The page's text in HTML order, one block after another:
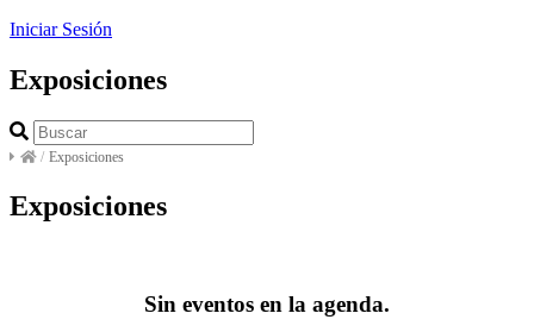
Iniciar Sesión
Exposiciones
/ Exposiciones
Exposiciones
Sin eventos en la agenda.